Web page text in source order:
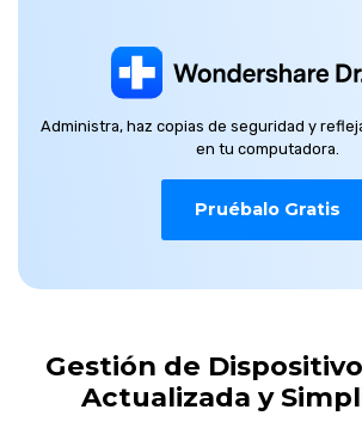
Administra, haz copias de seguridad y
en tu computadora.
Pruébalo Gratis
Gestión de
Actualizada y